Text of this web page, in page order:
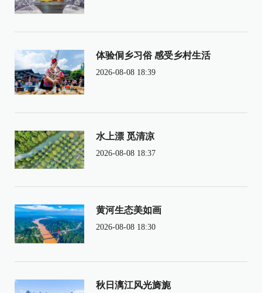
体验侗乡习俗 感受乡村生活
2026-08-08 18:39
水上漂 觅清凉
2026-08-08 18:37
黄河生态美如画
2026-08-08 18:30
秋日漓江风光旖旎